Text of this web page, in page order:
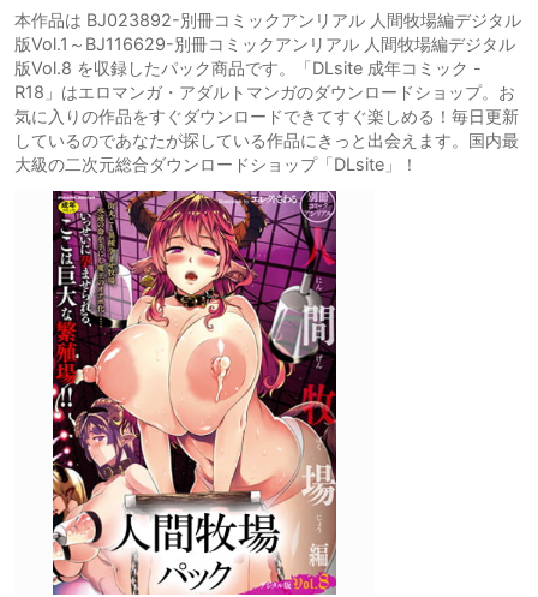
本作品は BJ023892-別冊コミックアンリアル 人間牧場編デジタル
版Vol.1～BJ116629-別冊コミックアンリアル 人間牧場編デジタル
版Vol.8 を収録したパック商品です。「DLsite 成年コミック -
R18」はエロマンガ・アダルトマンガのダウンロードショップ。お
気に入りの作品をすぐダウンロードできてすぐ楽しめる！毎日更新
しているのであなたが探している作品にきっと出会えます。国内最
大級の二次元総合ダウンロードショップ「DLsite」！